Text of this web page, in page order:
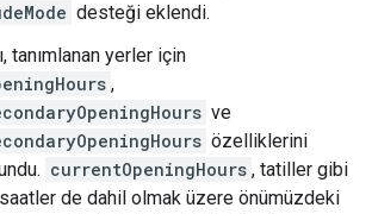
desteği eklendi.
tanımlanan yerler için
,
ve
özelliklerini
currentOpeningHours , tatiller gibi
saatler de dahil olmak üzere önümüzdeki